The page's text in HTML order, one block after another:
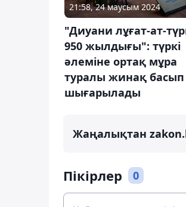
21:58, 24 маусым 2024
"Диуани лұғат-ат-
950 жылдығы": түркі
әлеміне ортақ мұра
туралы жинақ басып
шығарылады
Жаңалықтан
Пікірлер 0